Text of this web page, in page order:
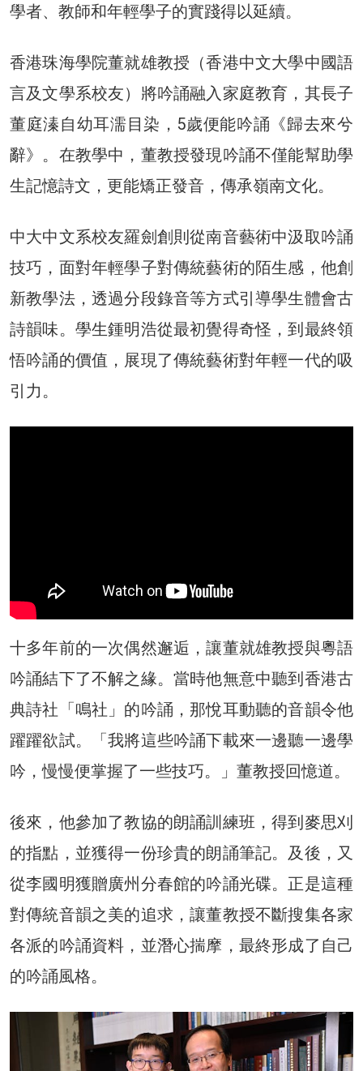
學者、教師和年輕學子的實踐得以延續。
香港珠海學院董就雄教授（香港中文大學中國語
言及文學系校友）將吟誦融入家庭教育，其長子
董庭溱自幼耳濡目染，5歲便能吟誦《歸去來兮
辭》。在教學中，董教授發現吟誦不僅能幫助學
生記憶詩文，更能矯正發音，傳承嶺南文化。
中大中文系校友羅劍創則從南音藝術中汲取吟誦
技巧，面對年輕學子對傳統藝術的陌生感，他創
新教學法，透過分段錄音等方式引導學生體會古
詩韻味。學生鍾明浩從最初覺得奇怪，到最終領
悟吟誦的價值，展現了傳統藝術對年輕一代的吸
引力。
十多年前的一次偶然邂逅，讓董就雄教授與粵語
吟誦結下了不解之緣。當時他無意中聽到香港古
典詩社「鳴社」的吟誦，那悅耳動聽的音韻令他
躍躍欲試。「我將這些吟誦下載來一邊聽一邊學
吟，慢慢便掌握了一些技巧。」董教授回憶道。
後來，他參加了教協的朗誦訓練班，得到麥思刈
的指點，並獲得一份珍貴的朗誦筆記。及後，又
從李國明獲贈廣州分春館的吟誦光碟。正是這種
對傳統音韻之美的追求，讓董教授不斷搜集各家
各派的吟誦資料，並潛心揣摩，最終形成了自己
的吟誦風格。